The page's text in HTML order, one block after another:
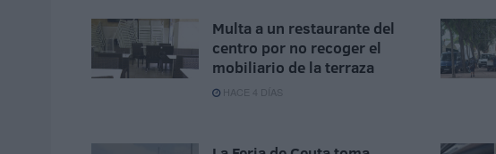
Multa a un restaurante del
centro por no recoger el
mobiliario de la terraza
HACE 4 DÍAS